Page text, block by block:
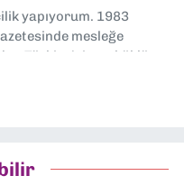
yapıyorum. 1983
mesleğe
Türkiye’nin en köklü
yardımcısı ve spor
yaptım. Ayrıca Yeni
yapıyorum